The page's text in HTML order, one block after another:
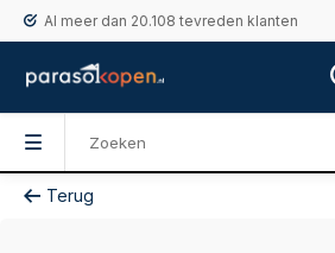
Al meer dan 20.108 tevreden klanten
Terug